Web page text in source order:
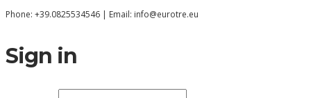
Phone: +39.0825534546 | Email: info@eurotre.eu
Sign in